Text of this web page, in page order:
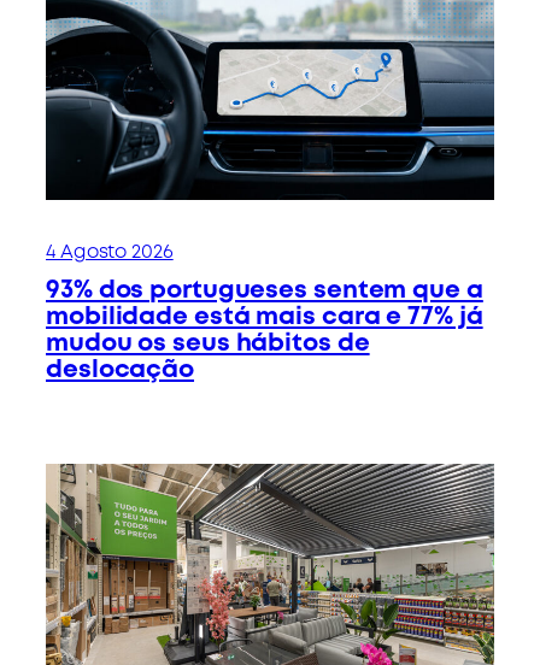
4 Agosto 2026
93% dos portugueses sentem que a
mobilidade está mais cara e 77% já
mudou os seus hábitos de
deslocação